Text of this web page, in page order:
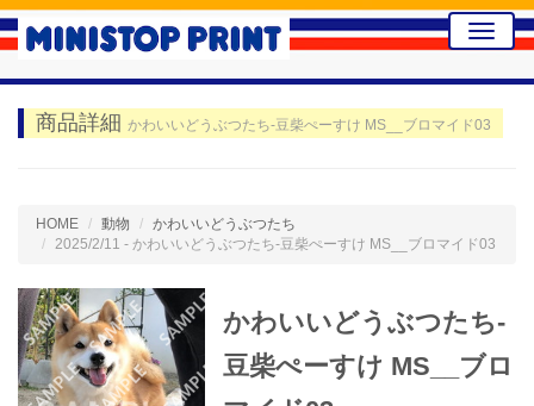
Toggle
商品詳細 かわいいどうぶつたち-豆柴ぺーすけ MS__ブロマイド03
HOME 動物
かわいいどうぶつたち
2025/2/11 - かわいいどうぶつたち-豆柴ぺーすけ MS__ブロマイド03
かわいいどうぶつたち-
豆柴ぺーすけ MS__ブロ